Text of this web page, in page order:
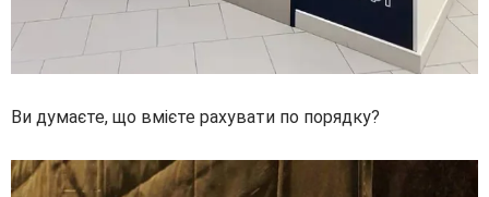
Ви думаєте, що вмієте рахувати по порядку?